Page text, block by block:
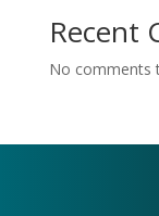
Recent
No comments